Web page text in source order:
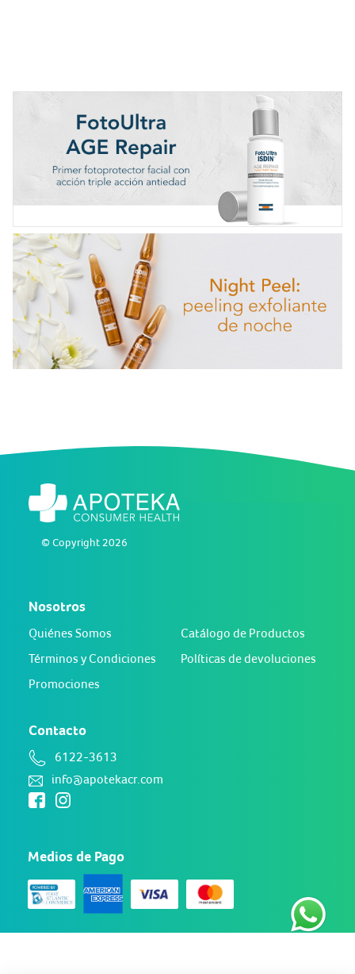
© Copyright 2026
Nosotros
Quiénes Somos
Catálogo de Productos
Términos y Condiciones
Políticas de devoluciones
Promociones
Contacto
6122-3613
info@apotekacr.com
Medios de Pago